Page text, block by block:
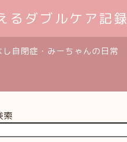
るダブルケア記録
し自閉症・みーちゃんの日常
索